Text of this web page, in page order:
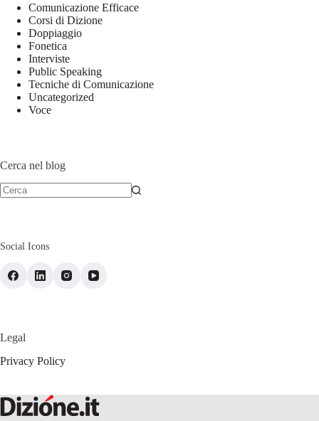
Comunicazione Efficace
Corsi di Dizione
Doppiaggio
Fonetica
Interviste
Public Speaking
Tecniche di Comunicazione
Uncategorized
Voce
Cerca nel blog
Social Icons
Legal
Privacy Policy